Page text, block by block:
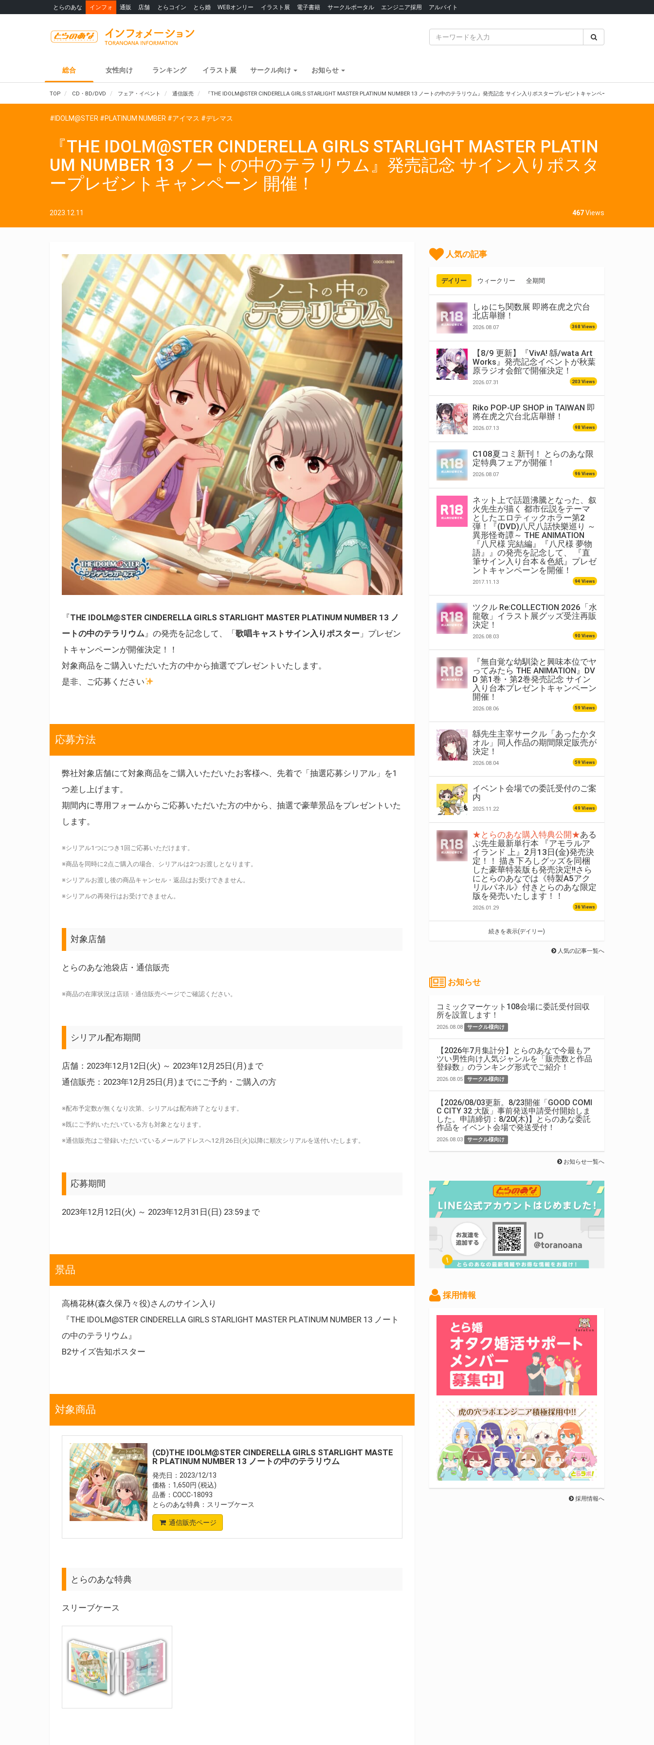
とらのあな インフォ 通販 店舗 とらコイン とら婚 WEBオンリー イラスト展 電子書籍 サークルポータル エンジニア採用 アルバイト
総合 女性向け ランキング イラスト展 サークル向け お知らせ
TOP CD・BD/DVD フェア・イベント 通信販売 『THE IDOLM@STER CINDERELLA GIRLS STARLIGHT MASTER PLATINUM NUMBER 13 ノートの中のテラリウム』発売記念 サイン入りポスタープレゼントキャンペーン 開催！
#IDOLM@STER #PLATINUM NUMBER #アイマス #デレマス
『THE IDOLM@STER CINDERELLA GIRLS STARLIGHT MASTER PLATIN
UM NUMBER 13 ノートの中のテラリウム』発売記念 サイン入りポスタ
ープレゼントキャンペーン 開催！
2023.12.11 467Views
『THE IDOLM@STER CINDERELLA GIRLS STARLIGHT MASTER PLATINUM NUMBER 13 ノ
ートの中のテラリウム 』の発売を記念して、「歌唱キャストサイン入りポスター 」プレゼン
トキャンペーンが開催決定！！
対象商品をご購入いただいた方の中から抽選でプレゼントいたします。
是非、ご応募ください
応募方法
弊社対象店舗にて対象商品をご購入いただいたお客様へ、先着で「抽選応募シリアル」を1
つ差し上げます。
期間内に専用フォームからご応募いただいた方の中から、抽選で豪華景品をプレゼントいた
します。
※シリアル1つにつき1回ご応募いただけます。
※商品を同時に2点ご購入の場合、シリアルは2つお渡しとなります。
※シリアルお渡し後の商品キャンセル・返品はお受けできません。
※シリアルの再発行はお受けできません。
対象店舗
とらのあな池袋店・通信販売
※商品の在庫状況は店頭・通信販売ページでご確認ください。
シリアル配布期間
店舗：2023年12月12日(火) ～ 2023年12月25日(月)まで
通信販売：2023年12月25日(月)までにご予約・ご購入の方
※配布予定数が無くなり次第、シリアルは配布終了となります。
※既にご予約いただいている方も対象となります。
※通信販売はご登録いただいているメールアドレスへ12月26日(火)以降に順次シリアルを送付いたします。
応募期間
2023年12月12日(火) ～ 2023年12月31日(日) 23:59まで
景品
高橋花林(森久保乃々役)さんのサイン入り
『THE IDOLM@STER CINDERELLA GIRLS STARLIGHT MASTER PLATINUM NUMBER 13 ノート
の中のテラリウム』
B2サイズ告知ポスター
対象商品
(CD)THE IDOLM@STER CINDERELLA GIRLS STARLIGHT MASTE
R PLATINUM NUMBER 13 ノートの中のテラリウム
発売日：2023/12/13
価格：1,650円 (税込)
品番：COCC-18093
とらのあな特典：スリーブケース
通信販売ページ
とらのあな特典
スリーブケース
人気の記事
デイリー ウィークリー 全期間
しゅにち関数展 即將在虎之穴台
北店舉辦！
2026.08.07 368 Views
【8/9 更新】『VivA! 緜/wata Art
Works』発売記念イベントが秋葉
原ラジオ会館で開催決定！
2026.07.31 203 Views
Riko POP-UP SHOP in TAIWAN 即
將在虎之穴台北店舉辦！
2026.07.13 98 Views
C108夏コミ新刊！ とらのあな限
定特典フェアが開催！
2026.08.07 96 Views
ネット上で話題沸騰となった、叙
火先生が描く 都市伝説をテーマ
としたエロティックホラー第2
弾！『(DVD)八尺八話快樂巡り ～
異形怪奇譚～ THE ANIMATION
『八尺様 完結編』『八尺様 夢物
語』』の発売を記念して、 『直
筆サイン入り台本＆色紙』プレゼ
ントキャンペーンを開催！
2017.11.13 94 Views
ツクル Re:COLLECTION 2026「水
龍敬」イラスト展グッズ受注再販
決定！
2026.08.03 90 Views
『無自覚な幼馴染と興味本位でヤ
ってみたら THE ANIMATION』DV
D 第1巻・第2巻発売記念 サイン
入り台本プレゼントキャンペーン
開催！
2026.08.06 59 Views
緜先生主宰サークル「あったかタ
オル」同人作品の期間限定販売が
決定！
2026.08.04 59 Views
イベント会場での委託受付のご案
内
2025.11.22 49 Views
★とらのあな購入特典公開★ある
ぷ先生最新単行本 『アモラルア
イランド 上』2月13日(金)発売決
定！！ 描き下ろしグッズを同梱
した豪華特装版も発売決定!!さら
にとらのあなでは《特製A5アク
リルパネル》付きとらのあな限定
版を発売いたします！！
2026.01.29 36 Views
続きを表示(デイリー)
人気の記事一覧へ
お知らせ
コミックマーケット108会場に委託受付回収
所を設置します！
2026.08.08 サークル様向け
【2026年7月集計分】とらのあなで今最もア
ツい男性向け人気ジャンルを「販売数と作品
登録数」のランキング形式でご紹介！
2026.08.05 サークル様向け
【2026/08/03更新。8/23開催「GOOD COMI
C CITY 32 大阪」事前発送申請受付開始しま
した。申請締切：8/20(木)】とらのあな委託
作品を イベント会場で発送受付！
2026.08.03 サークル様向け
お知らせ一覧へ
採用情報
採用情報へ